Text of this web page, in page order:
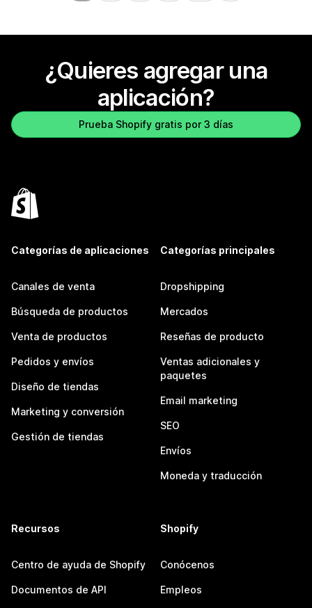
¿Quieres agregar una
aplicación?
Prueba Shopify gratis por 3 días
Categorías de aplicaciones
Canales de venta
Búsqueda de productos
Venta de productos
Pedidos y envíos
Diseño de tiendas
Marketing y conversión
Gestión de tiendas
Categorías principales
Dropshipping
Mercados
Reseñas de producto
Ventas adicionales y
paquetes
Email marketing
SEO
Envíos
Moneda y traducción
Recursos
Centro de ayuda de Shopify
Documentos de API
Shopify
Conócenos
Empleos